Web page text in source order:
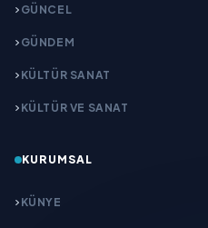
GÜNCEL
GÜNDEM
KÜLTÜR SANAT
KÜLTÜR VE SANAT
KURUMSAL
KÜNYE